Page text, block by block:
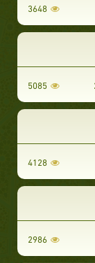
3648
5085
4128
2986